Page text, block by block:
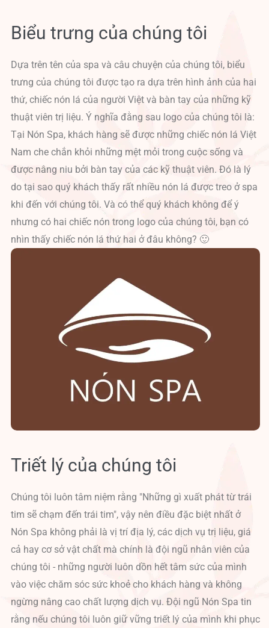
Biểu trưng của chúng tôi
Dựa trên tên của spa và câu chuyện của chúng tôi, biểu
trưng của chúng tôi được tạo ra dựa trên hình ảnh của hai
thứ, chiếc nón lá của người Việt và bàn tay của những kỹ
thuật viên trị liệu. Ý nghĩa đằng sau logo của chúng tôi là:
Tại Nón Spa, khách hàng sẽ được những chiếc nón lá Việt
Nam che chắn khỏi những mệt mỏi trong cuộc sống và
được nâng niu bởi bàn tay của các kỹ thuật viên. Đó là lý
do tại sao quý khách thấy rất nhiều nón lá được treo ở spa
khi đến với chúng tôi. Và có thể quý khách không để ý
nhưng có hai chiếc nón trong logo của chúng tôi, bạn có
nhìn thấy chiếc nón lá thứ hai ở đâu không? 🙂
Triết lý của chúng tôi
Chúng tôi luôn tâm niệm rằng "Những gì xuất phát từ trái
tim sẽ chạm đến trái tim", vậy nên điều đặc biệt nhất ở
Nón Spa không phải là vị trí địa lý, các dịch vụ trị liệu, giá
cả hay cơ sở vật chất mà chính là đội ngũ nhân viên của
chúng tôi - những người luôn dồn hết tâm sức của mình
vào việc chăm sóc sức khoẻ cho khách hàng và không
ngừng nâng cao chất lượng dịch vụ. Đội ngũ Nón Spa tin
rằng nếu chúng tôi luôn giữ vững triết lý của mình khi phục